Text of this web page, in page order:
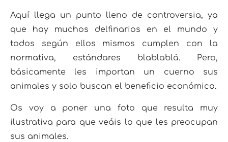
Aquí llega un punto lleno de controversia, ya
que hay muchos delfinarios en el mundo y
todos según ellos mismos cumplen con la
normativa, estándares blablablá. Pero,
básicamente les importan un cuerno sus
animales y solo buscan el beneficio económico.
Os voy a poner una foto que resulta muy
ilustrativa para que veáis lo que les preocupan
sus animales.